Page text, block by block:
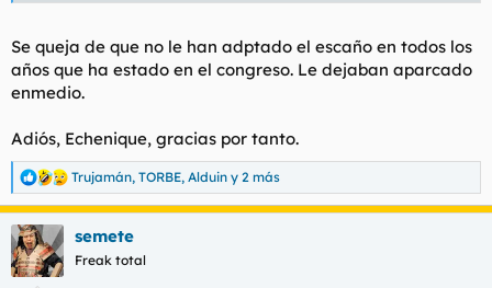
Se queja de que no le han adptado el escaño en todos los
años que ha estado en el congreso. Le dejaban aparcado
enmedio.
Adiós, Echenique, gracias por tanto.
R
e
a
c
c
i
Trujamán, TORBE, Alduin y 2 más
semete
Freak total